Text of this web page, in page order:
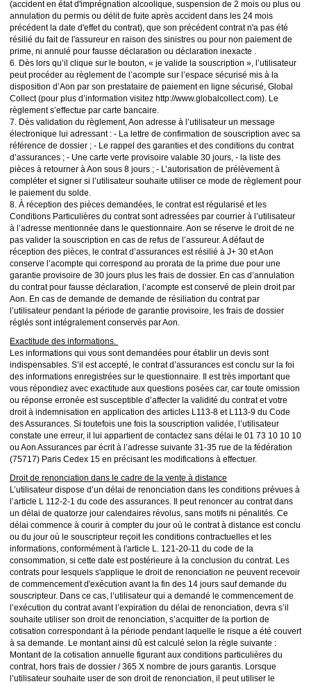
(accident en état d'imprégnation alcoolique, suspension de 2 mois ou plus ou
annulation du permis ou délit de fuite après accident dans les 24 mois
précédent la date d'effet du contrat), que son précédent contrat n'a pas été
résilié du fait de l'assureur en raison des sinistres ou pour non paiement de
prime, ni annulé pour fausse déclaration ou déclaration inexacte .
6. Dès lors qu’il clique sur le bouton, « je valide la souscription », l’utilisateur
peut procéder au règlement de l’acompte sur l’espace sécurisé mis à la
disposition d’Aon par son prestataire de paiement en ligne sécurisé, Global
Collect (pour plus d’information visitez http://www.globalcollect.com). Le
règlement s’effectue par carte bancaire.
7. Dès validation du règlement, Aon adresse à l’utilisateur un message
électronique lui adressant : - La lettre de confirmation de souscription avec sa
référence de dossier ; - Le rappel des garanties et des conditions du contrat
d’assurances ; - Une carte verte provisoire valable 30 jours, - la liste des
pièces à retourner à Aon sous 8 jours ; - L’autorisation de prélèvement à
compléter et signer si l’utilisateur souhaite utiliser ce mode de règlement pour
le paiement du solde.
8. À réception des pièces demandées, le contrat est régularisé et les
Conditions Particulières du contrat sont adressées par courrier à l’utilisateur
à l’adresse mentionnée dans le questionnaire. Aon se réserve le droit de ne
pas valider la souscription en cas de refus de l’assureur. A défaut de
réception des pièces, le contrat d’assurances est résilié à J+ 30 et Aon
conserve l’acompte qui correspond au prorata de la prime due pour une
garantie provisoire de 30 jours plus les frais de dossier. En cas d’annulation
du contrat pour fausse déclaration, l’acompte est conservé de plein droit par
Aon. En cas de demande de demande de résiliation du contrat par
l’utilisateur pendant la période de garantie provisoire, les frais de dossier
réglés sont intégralement conservés par Aon.
Exactitude des informations.
Les informations qui vous sont demandées pour établir un devis sont
indispensables. S’il est accepté, le contrat d’assurances est conclu sur la foi
des informations enregistrées sur le questionnaire. Il est très important que
vous répondiez avec exactitude aux questions posées car, car toute omission
ou réponse erronée est susceptible d’affecter la validité du contrat et votre
droit à indemnisation en application des articles L113-8 et L113-9 du Code
des Assurances. Si toutefois une fois la souscription validée, l’utilisateur
constate une erreur, il lui appartient de contactez sans délai le 01 73 10 10 10
ou Aon Assurances par écrit à l’adresse suivante 31-35 rue de la fédération
(75717) Paris Cedex 15 en précisant les modifications à effectuer.
Droit de renonciation dans le cadre de la vente à distance
L’utilisateur dispose d’un délai de renonciation dans les conditions prévues à
l’article L 112-2-1 du code des assurances. Il peut renoncer au contrat dans
un délai de quatorze jour calendaires révolus, sans motifs ni pénalités. Ce
délai commence à courir à compter du jour où le contrat à distance est conclu
ou du jour où le souscripteur reçoit les conditions contractuelles et les
informations, conformément à l'article L. 121-20-11 du code de la
consommation, si cette date est postérieure à la conclusion du contrat. Les
contrats pour lesquels s'applique le droit de renonciation ne peuvent recevoir
de commencement d'exécution avant la fin des 14 jours sauf demande du
souscripteur. Dans ce cas, l’utilisateur qui a demandé le commencement de
l’exécution du contrat avant l’expiration du délai de renonciation, devra s’il
souhaite utiliser son droit de renonciation, s’acquitter de la portion de
cotisation correspondant à la période pendant laquelle le risque a été couvert
à sa demande. Le montant ainsi dû est calculé selon la règle suivante :
Montant de la cotisation annuelle figurant aux conditions particulières du
contrat, hors frais de dossier / 365 X nombre de jours garantis. Lorsque
l’utilisateur souhaite user de son droit de renonciation, il peut utiliser le